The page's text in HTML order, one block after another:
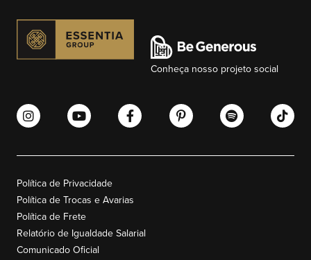
Conheça nosso projeto social
Política de Privacidade
Política de Trocas e Avarias
Política de Frete
Relatório de Igualdade Salarial
Comunicado Oficial